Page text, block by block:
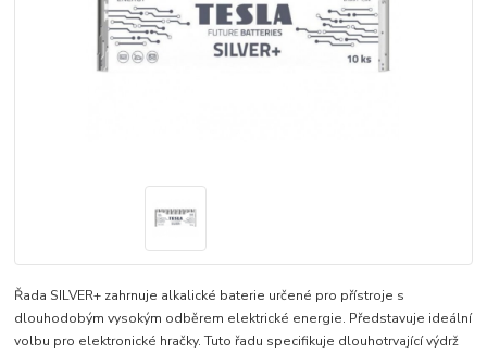
Řada SILVER+ zahrnuje alkalické baterie určené pro přístroje s
dlouhodobým vysokým odběrem elektrické energie. Představuje ideální
volbu pro elektronické hračky. Tuto řadu specifikuje dlouhotrvající výdrž